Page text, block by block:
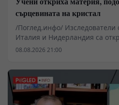
сърцевината на кристал
/Поглед.инфо/ Изследователи
Италия и Нидерландия са
преплетена структура, която
08.08.2026 21:00